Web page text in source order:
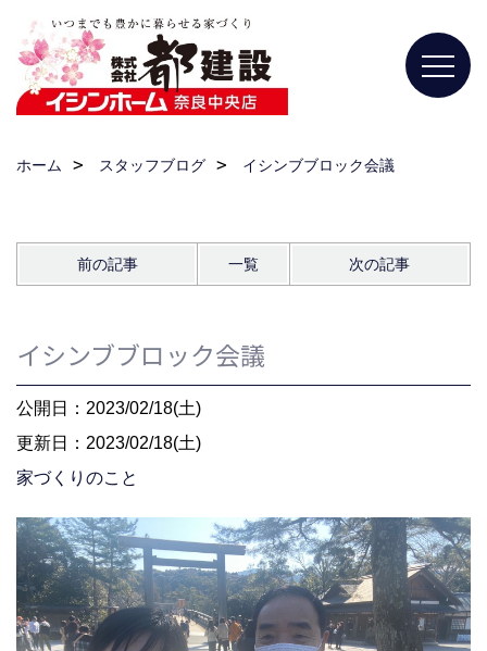
ホーム スタッフブログ イシンブブロック会議
前の記事 一覧 次の記事
イシンブブロック会議
公開日：2023/02/18(土)
更新日：2023/02/18(土)
家づくりのこと